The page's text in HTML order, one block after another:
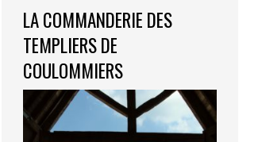
LA COMMANDERIE DES
TEMPLIERS DE
COULOMMIERS